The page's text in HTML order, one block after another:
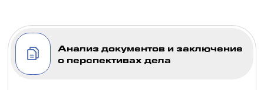
Анализ документов и заключение
о перспективах дела